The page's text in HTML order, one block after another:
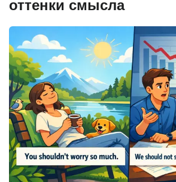
оттенки смысла